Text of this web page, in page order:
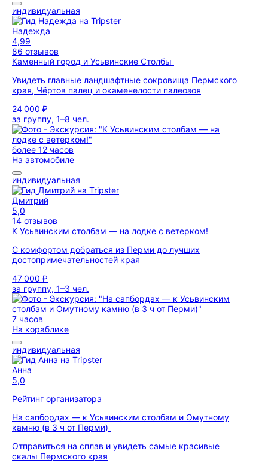
индивидуальная
Надежда
4,99
86 отзывов
Каменный город и Усьвинские Столбы
Увидеть главные ландшафтные сокровища Пермского
края, Чёртов палец и окаменелости палеозоя
24 000 ₽
за группу, 1–8 чел.
более 12 часов
На автомобиле
индивидуальная
Дмитрий
5,0
14 отзывов
К Усьвинским столбам — на лодке с ветерком!
С комфортом добраться из Перми до лучших
достопримечательностей края
47 000 ₽
за группу, 1–3 чел.
7 часов
На кораблике
индивидуальная
Анна
5,0
Рейтинг организатора
На сапбордах — к Усьвинским столбам и Омутному
камню (в 3 ч от Перми)
Отправиться на сплав и увидеть самые красивые
скалы Пермского края